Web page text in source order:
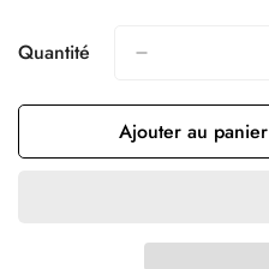
Quantité
Ajouter au panier